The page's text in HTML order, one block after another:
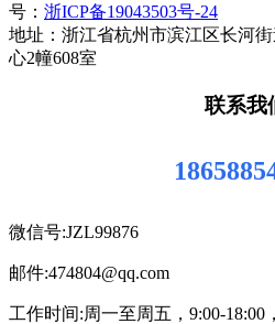
号： 浙ICP备19043503号-24
地址：浙江省杭州市滨江区长河
心2幢608室
联系我
微信号:JZL99876
邮件:474804@qq.com
工作时间:周一至周五，9:00-18:00